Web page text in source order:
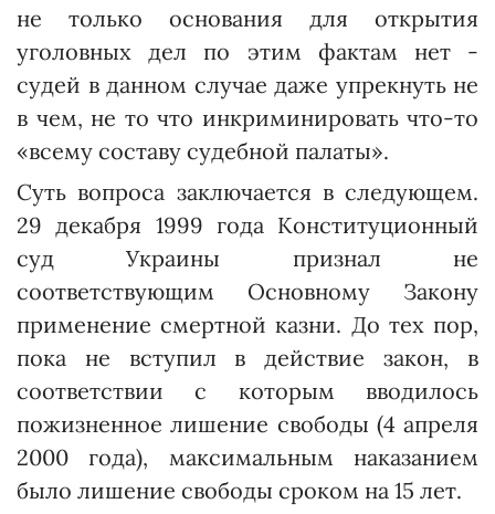
не только основания для открытия
уголовных дел по этим фактам нет -
судей в данном случае даже упрекнуть не
в чем, не то что инкриминировать что-то
«всему составу судебной палаты».
Суть вопроса заключается в следующем.
29 декабря 1999 года Конституционный
суд Украины признал не
соответствующим Основному Закону
применение смертной казни. До тех пор,
пока не вступил в действие закон, в
соответствии с которым вводилось
пожизненное лишение свободы (4 апреля
2000 года), максимальным наказанием
было лишение свободы сроком на 15 лет.